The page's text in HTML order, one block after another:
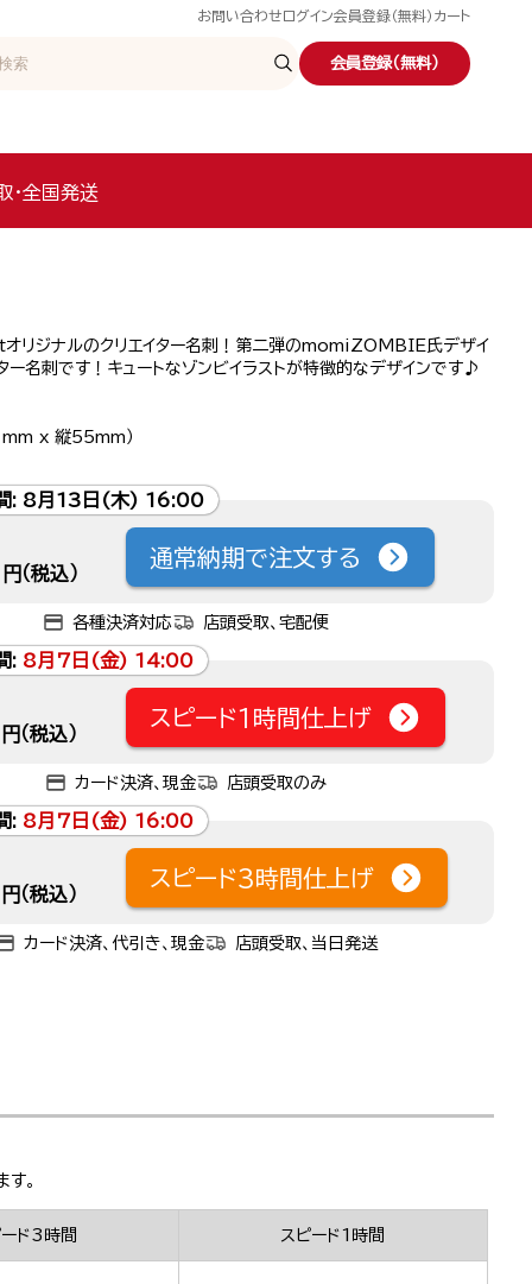
お問い合わせ ログイン会員登録（無料） カート
会員登録（無料）
・全国発送
リジナルのクリエイター名刺！第二弾のmomiZOMBIE氏デザイ
ー名刺です！キュートなゾンビイラストが特徴的なデザインです♪
x 縦55mm）
: 8月13日(木) 16:00
円（税込）
通常納期で注文する
各種決済対応 店頭受取、宅配便
: 8月7日(金) 14:00
円（税込）
スピード1時間仕上げ
カード決済、現金 店頭受取のみ
: 8月7日(金) 16:00
円（税込）
スピード3時間仕上げ
カード決済、代引き、現金 店頭受取、当日発送
。
ド3時間 スピード1時間